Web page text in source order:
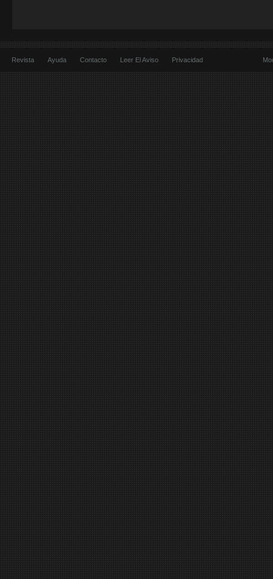
Revista Ayuda Contacto Leer El Aviso Privacidad